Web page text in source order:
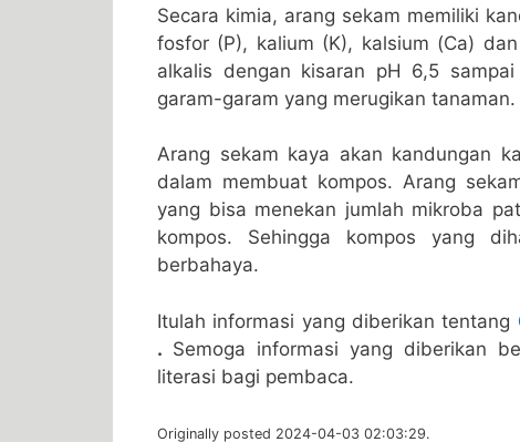
Secara kimia, arang sekam memiliki
fosfor (P), kalium (K), kalsium (Ca)
alkalis dengan kisaran pH 6,5
garam-garam yang merugikan tanaman.
Arang sekam kaya akan kandungan
dalam membuat kompos. Arang
yang bisa menekan jumlah mikroba
kompos. Sehingga kompos yang
berbahaya.
Itulah informasi yang diberikan tentang
. Semoga informasi yang diberikan
literasi bagi pembaca.
Originally posted 2024-04-03 02:03:29.